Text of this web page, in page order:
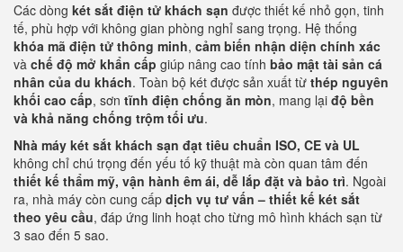
Các dòng két sắt điện tử khách sạn được thiết kế nhỏ gọn, tinh
tế, phù hợp với không gian phòng nghỉ sang trọng. Hệ thống
khóa mã điện tử thông minh, cảm biến nhận diện chính xác
và chế độ mở khẩn cấp giúp nâng cao tính bảo mật tài sản cá
nhân của du khách. Toàn bộ két được sản xuất từ thép nguyên
khối cao cấp, sơn tĩnh điện chống ăn mòn, mang lại độ bền
và khả năng chống trộm tối ưu.
Nhà máy két sắt khách sạn đạt tiêu chuẩn ISO, CE và UL
không chỉ chú trọng đến yếu tố kỹ thuật mà còn quan tâm đến
thiết kế thẩm mỹ, vận hành êm ái, dễ lắp đặt và bảo trì. Ngoài
ra, nhà máy còn cung cấp dịch vụ tư vấn – thiết kế két sắt
theo yêu cầu, đáp ứng linh hoạt cho từng mô hình khách sạn từ
3 sao đến 5 sao.